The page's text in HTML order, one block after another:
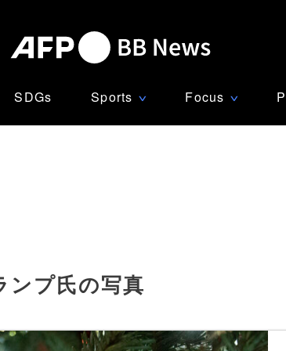
SDGs Sports ∨ Focus ∨
ンプ氏の写真